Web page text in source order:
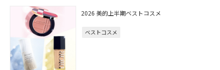
2026 美的上半期ベストコスメ
ベストコスメ